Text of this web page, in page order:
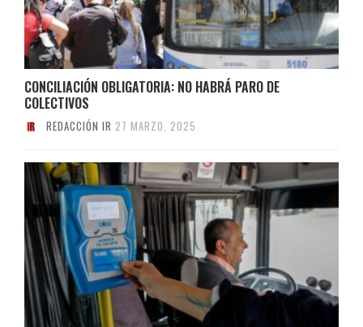
CONCILIACIÓN OBLIGATORIA: NO HABRÁ PARO DE
COLECTIVOS
REDACCIÓN IR 27 MARZO, 2025